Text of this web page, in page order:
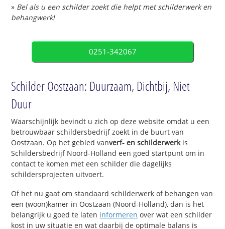
» Bel als u een schilder zoekt die helpt met schilderwerk en
behangwerk!
0251-342067
Schilder Oostzaan: Duurzaam, Dichtbij, Niet
Duur
Waarschijnlijk bevindt u zich op deze website omdat u een
betrouwbaar schildersbedrijf zoekt in de buurt van
Oostzaan. Op het gebied vanverf- en schilderwerkis
Schildersbedrijf Noord-Holland een goed startpunt om in
contact te komen met een schilder die dagelijks
schildersprojecten uitvoert.
Of het nu gaat om standaard schilderwerk of behangen van
een (woon)kamer in Oostzaan (Noord-Holland), dan is het
belangrijk u goed te laten informeren over wat een schilder
kost in uw situatie en wat daarbij de optimale balans is